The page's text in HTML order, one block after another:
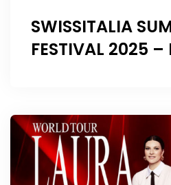
SWISSITALIA
FESTIVAL 2025 –